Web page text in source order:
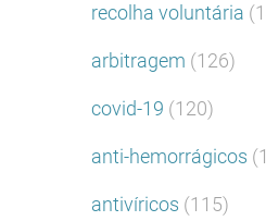
recolha voluntária
arbitragem (126)
covid-19 (120)
anti-hemorrágicos
antivíricos (115)